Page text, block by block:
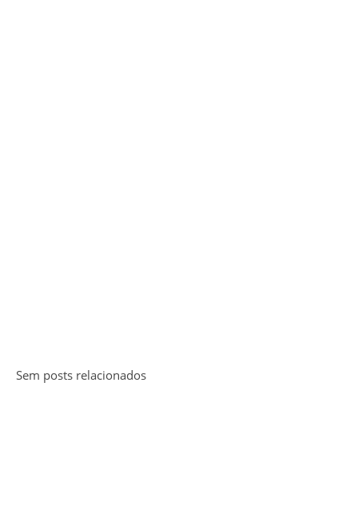
Sem posts relacionados